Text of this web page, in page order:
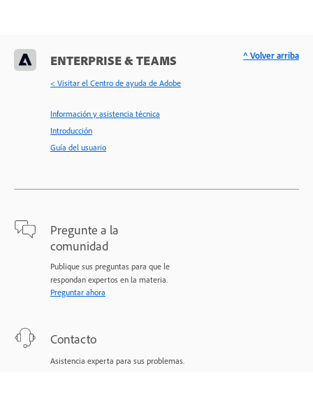
ENTERPRISE & TEAMS
< Visitar el Centro de ayuda de Adobe
Información y asistencia técnica
Introducción
Guía del usuario
Pregunte a la
comunidad
Publique sus preguntas para que le
respondan expertos en la materia.
Preguntar ahora
Contacto
Asistencia experta para sus problemas.
^ Volver arriba